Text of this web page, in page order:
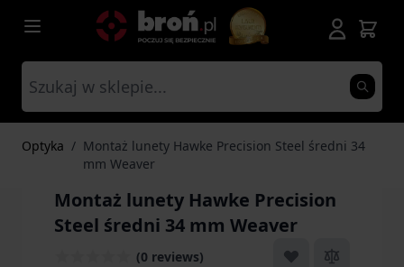
Przejdź do treści
Optyka / Montaż lunety Hawke Precision Steel średni 34
mm Weaver
Montaż lunety Hawke Precision
Steel średni 34 mm Weaver
(0 reviews)